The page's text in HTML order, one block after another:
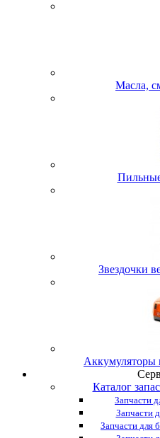
Масла,
Звездочки
Аккумуляторы
Каталог
Запчасти
Запчасти
Запчасти для